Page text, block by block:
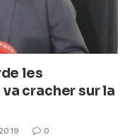
les
cracher sur la
0